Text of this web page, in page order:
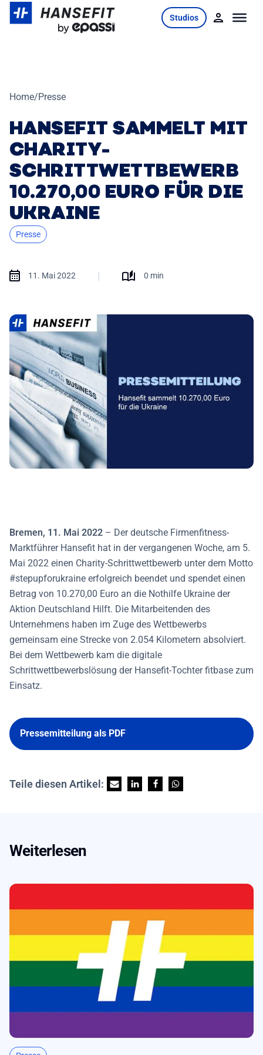
Studios
Home/Presse
HANSEFIT SAMMELT MIT
CHARITY-
SCHRITTWETTBEWERB
10.270,00 EURO FÜR DIE
UKRAINE
Presse
11. Mai 2022 | 0 min
Bremen, 11. Mai 2022 – Der deutsche Firmenfitness-
Marktführer Hansefit hat in der vergangenen Woche, am 5.
Mai 2022 einen Charity-Schrittwettbewerb unter dem Motto
#stepupforukraine erfolgreich beendet und spendet einen
Betrag von 10.270,00 Euro an die Nothilfe Ukraine der
Aktion Deutschland Hilft. Die Mitarbeitenden des
Unternehmens haben im Zuge des Wettbewerbs
gemeinsam eine Strecke von 2.054 Kilometern absolviert.
Bei dem Wettbewerb kam die digitale
Schrittwettbewerbslösung der Hansefit-Tochter fitbase zum
Einsatz.
Pressemitteilung als PDF
Teile diesen Artikel:
Weiterlesen